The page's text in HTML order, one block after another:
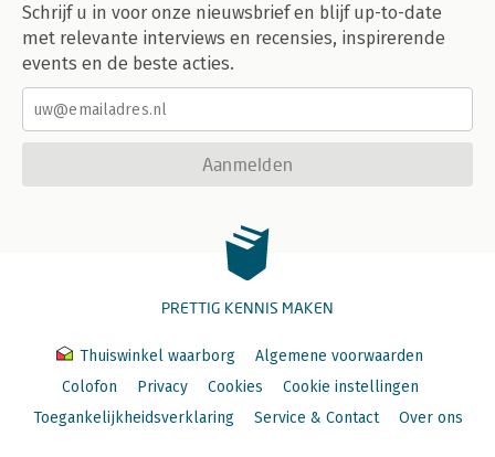
Schrijf u in voor onze nieuwsbrief en blijf up-to-date
met relevante interviews en recensies, inspirerende
events en de beste acties.
Aanmelden
PRETTIG KENNIS MAKEN
Thuiswinkel waarborg
Algemene voorwaarden
Colofon
Privacy Cookies
Cookie instellingen
Toegankelijkheidsverklaring
Service & Contact Over ons